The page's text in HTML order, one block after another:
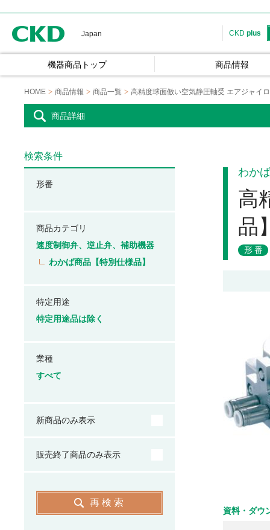
Japan CKD plus
機器商品トップ 商品情報
HOME 商品情報 商品一覧 高精度球面倣い空気静圧軸受 エアジャイ
商品詳細
わか
高
品
形番
資料・ダウ
検索条件
形番
商品カテゴリ
速度制御弁、逆止弁、補助機器
わかば商品【特別仕様品】
特定用途
特定用途品は除く
業種
すべて
新商品のみ表示
販売終了商品のみ表示
再検索